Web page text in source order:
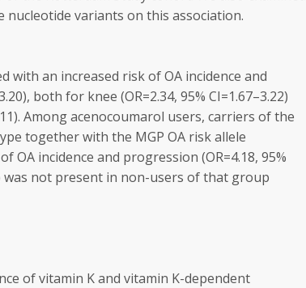
nucleotide variants on this association.
with an increased risk of OA incidence and
both for knee (OR=2.34, 95% CI=1.67–3.22)
Among acenocoumarol users, carriers of the
together with the MGP OA risk allele
OA incidence and progression (OR=4.18, 95%
was not present in non-users of that group
of vitamin K and vitamin K-dependent